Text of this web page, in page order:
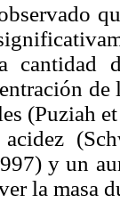
cantidad
(Puziah
y un
la masa